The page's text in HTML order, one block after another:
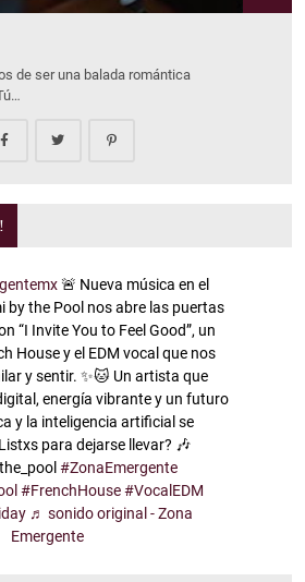
de ser una balada romántica
🚨 Nueva música en el
by the Pool nos abre las puertas
“I Invite You to Feel Good”, un
House y el EDM vocal que nos
y sentir. ✨🐱 Un artista que
energía vibrante y un futuro
y la inteligencia artificial se
para dejarse llevar? 🎶
#ZonaEmergente
#FrenchHouse #VocalEDM
♬ sonido original - Zona
Emergente